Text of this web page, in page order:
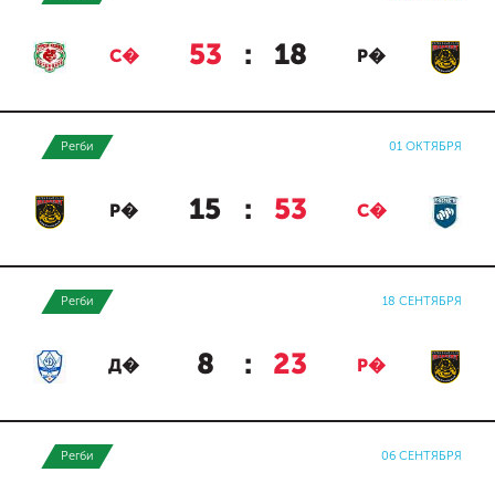
С� 53 : 18 Р�
Регби 01 ОКТЯБРЯ
Р� 15 : 53 С�
Регби 18 СЕНТЯБРЯ
Д� 8 : 23 Р�
Регби 06 СЕНТЯБРЯ